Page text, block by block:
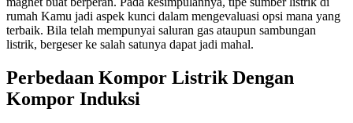
rumah Kamu jadi aspek kunci dalam mengevaluasi opsi mana yang
terbaik. Bila telah mempunyai saluran gas ataupun sambungan
listrik, bergeser ke salah satunya dapat jadi mahal.
Perbedaan Kompor Listrik Dengan
Kompor Induksi